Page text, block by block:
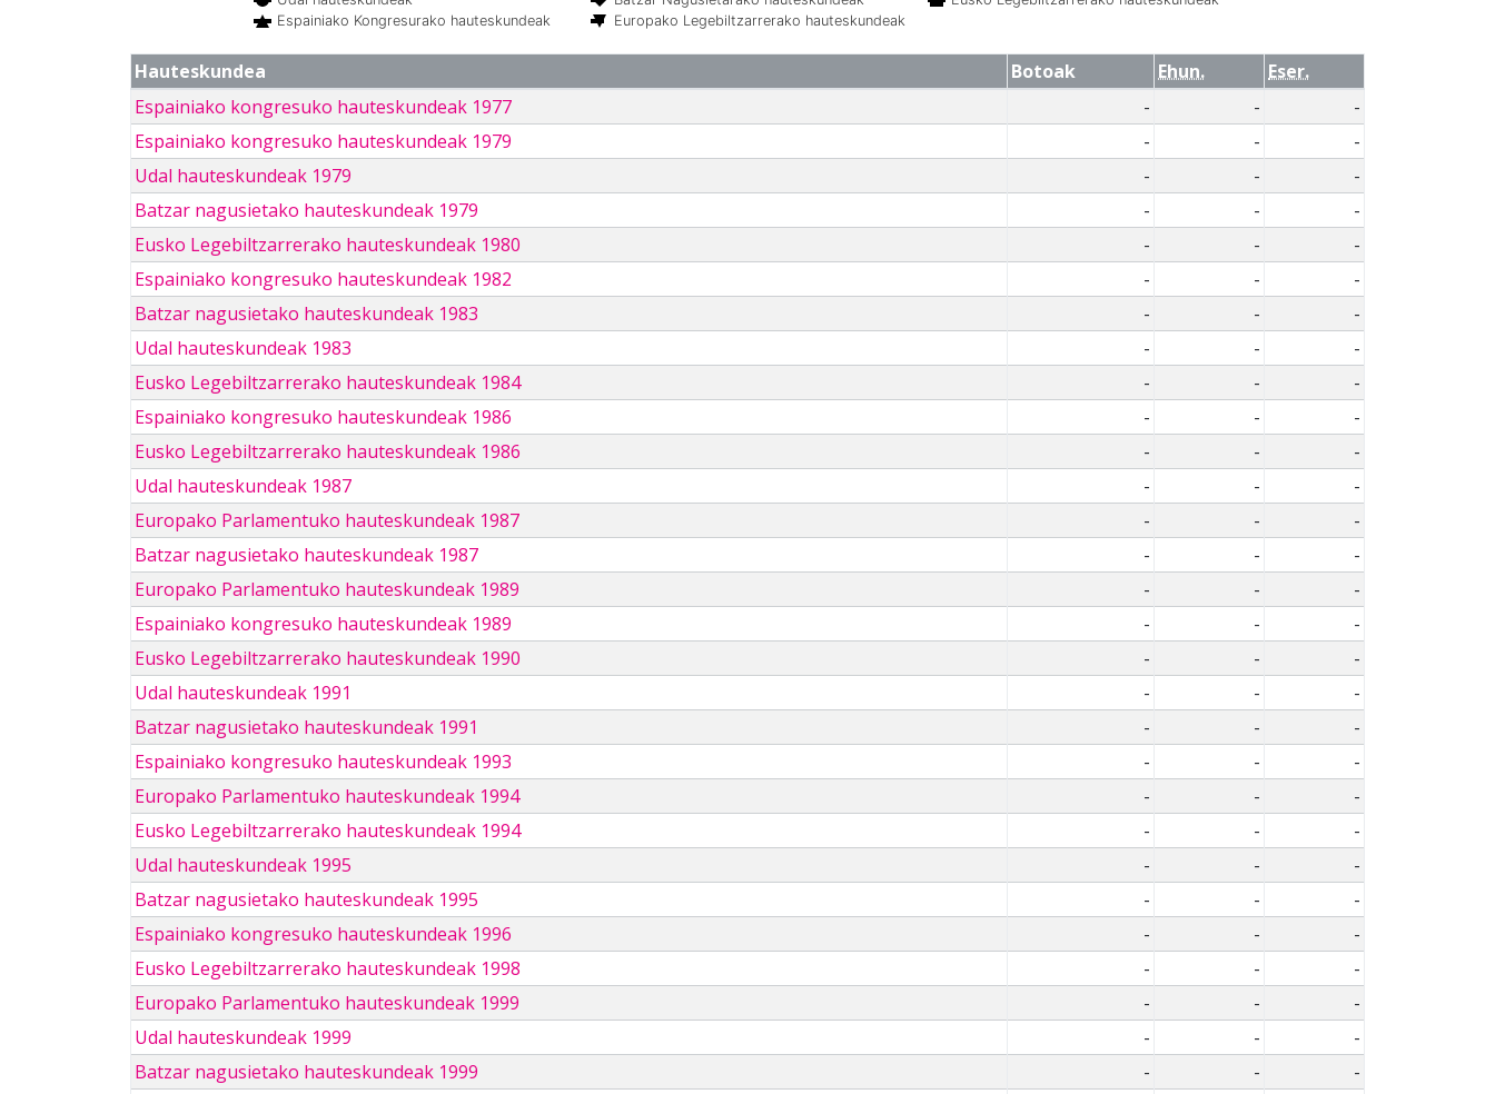
Espainiako Kongresurako hauteskundeak
Europako Legebiltzarrerako hauteskundeak
Hauteskundea Botoak Ehun.
Eser.
Espainiako kongresuko hauteskundeak 1977
- -
-
Espainiako kongresuko hauteskundeak 1979
- -
-
Udal hauteskundeak 1979
- -
-
Batzar nagusietako hauteskundeak 1979
- -
-
Eusko Legebiltzarrerako hauteskundeak 1980
- -
-
Espainiako kongresuko hauteskundeak 1982
- -
-
Batzar nagusietako hauteskundeak 1983
- -
-
Udal hauteskundeak 1983
- -
-
Eusko Legebiltzarrerako hauteskundeak 1984
- -
-
Espainiako kongresuko hauteskundeak 1986
- -
-
Eusko Legebiltzarrerako hauteskundeak 1986
- -
-
Udal hauteskundeak 1987
- -
-
Europako Parlamentuko hauteskundeak 1987
- -
-
Batzar nagusietako hauteskundeak 1987
- -
-
Europako Parlamentuko hauteskundeak 1989
- -
-
Espainiako kongresuko hauteskundeak 1989
- -
-
Eusko Legebiltzarrerako hauteskundeak 1990
- -
-
Udal hauteskundeak 1991
- -
-
Batzar nagusietako hauteskundeak 1991
- -
-
Espainiako kongresuko hauteskundeak 1993
- -
-
Europako Parlamentuko hauteskundeak 1994
- -
-
Eusko Legebiltzarrerako hauteskundeak 1994
- -
-
Udal hauteskundeak 1995
- -
-
Batzar nagusietako hauteskundeak 1995
- -
-
Espainiako kongresuko hauteskundeak 1996
- -
-
Eusko Legebiltzarrerako hauteskundeak 1998
- -
-
Europako Parlamentuko hauteskundeak 1999
- -
-
Udal hauteskundeak 1999
- -
-
Batzar nagusietako hauteskundeak 1999
- -
-